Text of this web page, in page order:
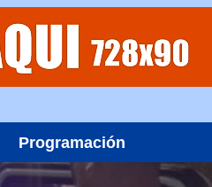
Programación